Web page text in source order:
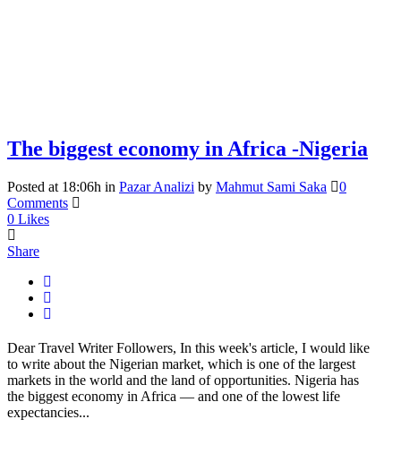
The biggest economy in Africa -Nigeria
Posted at 18:06h in Pazar Analizi by Mahmut Sami Saka
0
Comments
0 Likes
Share
Dear Travel Writer Followers, In this week's article, I would like
to write about the Nigerian market, which is one of the largest
markets in the world and the land of opportunities. Nigeria has
the biggest economy in Africa — and one of the lowest life
expectancies...